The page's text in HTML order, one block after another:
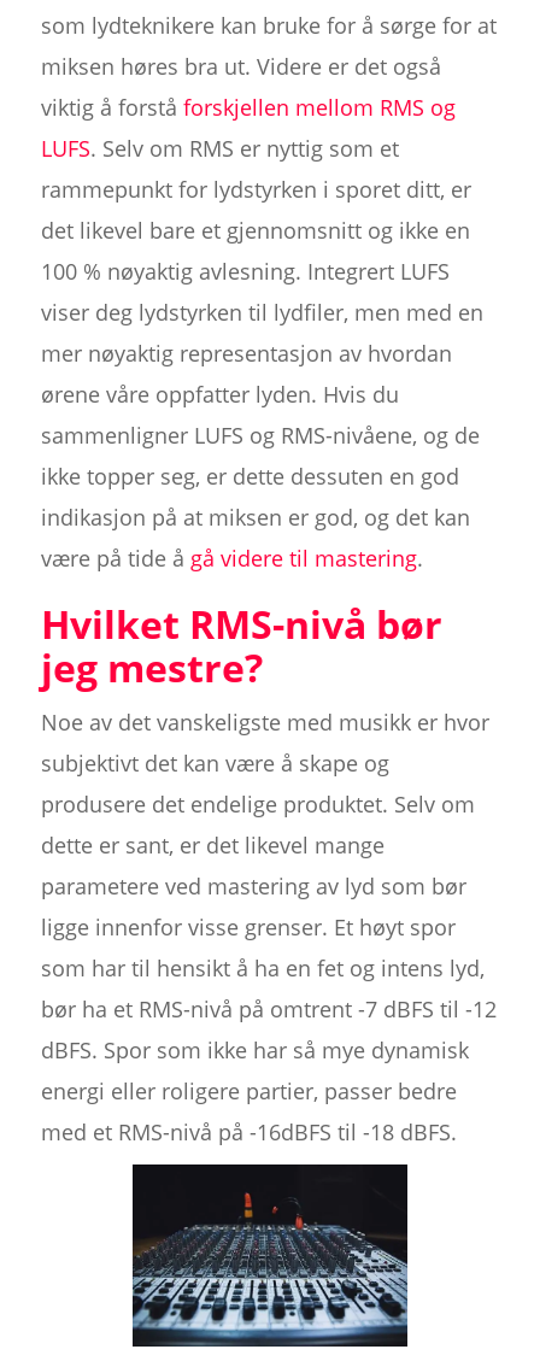
som lydteknikere kan bruke for å sørge for at
miksen høres bra ut. Videre er det også
viktig å forstå forskjellen mellom RMS og
LUFS. Selv om RMS er nyttig som et
rammepunkt for lydstyrken i sporet ditt, er
det likevel bare et gjennomsnitt og ikke en
100 % nøyaktig avlesning. Integrert LUFS
viser deg lydstyrken til lydfiler, men med en
mer nøyaktig representasjon av hvordan
ørene våre oppfatter lyden. Hvis du
sammenligner LUFS og RMS-nivåene, og de
ikke topper seg, er dette dessuten en god
indikasjon på at miksen er god, og det kan
være på tide å gå videre til mastering.
Hvilket RMS-nivå bør
jeg mestre?
Noe av det vanskeligste med musikk er hvor
subjektivt det kan være å skape og
produsere det endelige produktet. Selv om
dette er sant, er det likevel mange
parametere ved mastering av lyd som bør
ligge innenfor visse grenser. Et høyt spor
som har til hensikt å ha en fet og intens lyd,
bør ha et RMS-nivå på omtrent -7 dBFS til -12
dBFS. Spor som ikke har så mye dynamisk
energi eller roligere partier, passer bedre
med et RMS-nivå på -16dBFS til -18 dBFS.